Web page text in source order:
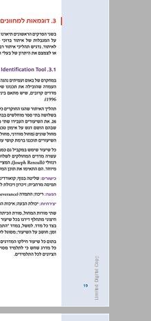
3. דוגמאות למחוונים של איתור ברוכי כישרון במחול ... 19